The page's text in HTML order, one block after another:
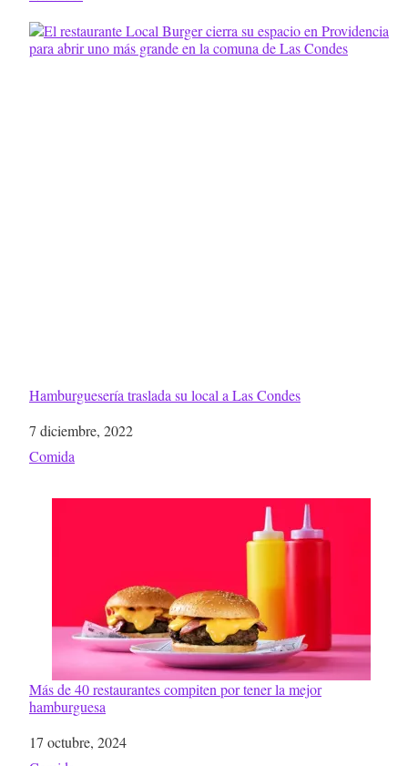
Hamburguesería traslada su local a Las Condes
Fecha
7 diciembre, 2022
Respecto a
Comida
Más de 40 restaurantes compiten por tener la mejor
hamburguesa
Fecha
17 octubre, 2024